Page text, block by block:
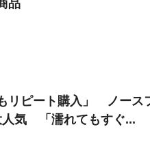
品
リピート購入」 ノース
人気 「濡れてもすぐ...